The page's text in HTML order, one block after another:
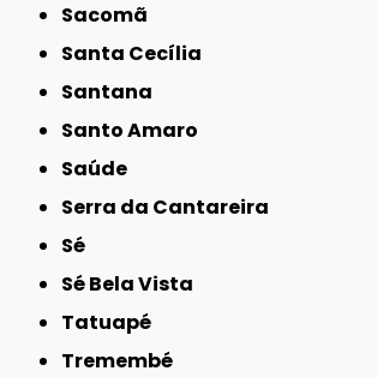
Sacomã
Santa Cecília
Santana
Santo Amaro
Saúde
Serra da Cantareira
Sé
Sé Bela Vista
Tatuapé
Tremembé